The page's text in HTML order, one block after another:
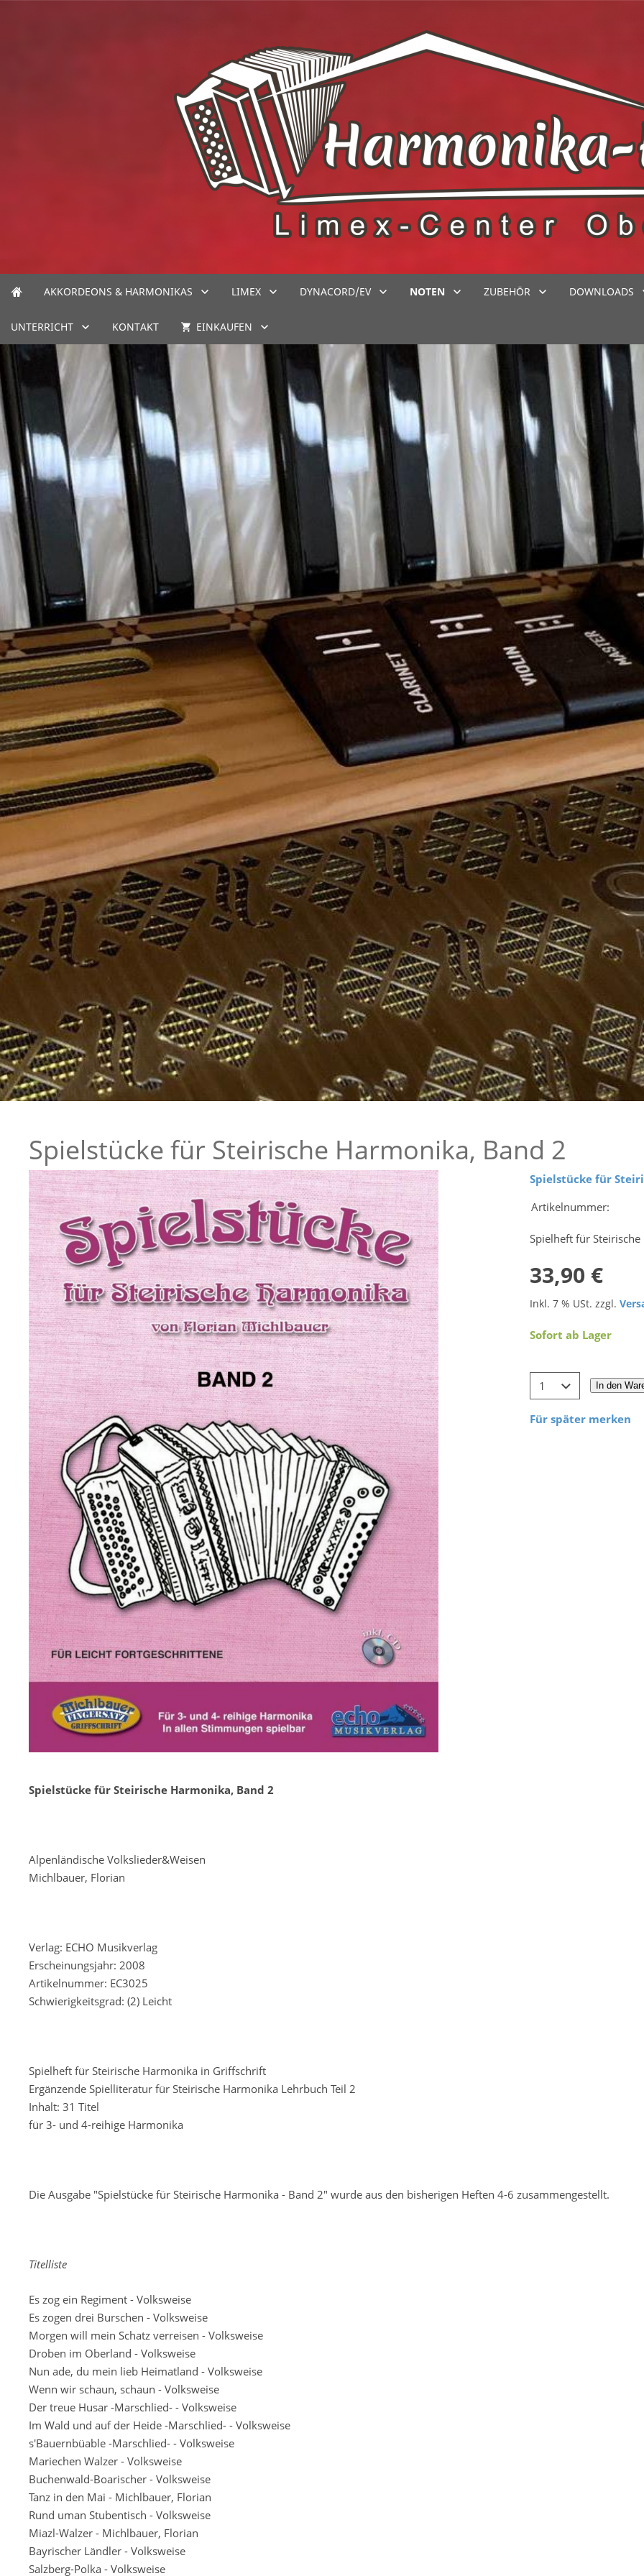
AKKORDEONS & HARMONIKAS LIMEX DYNACORD/EV NOTEN ZUBEHÖR DOWNLOADS
UNTERRICHT KONTAKT EINKAUFEN
Spielstücke für Steirische Harmonika, Band 2
Spielstücke für
Artikelnummer:
Spielheft für
33,90 €
Inkl. 7 % USt. zzgl.
Sofort ab Lager
In den
Für später merken
Spielstücke für Steirische Harmonika, Band 2
Alpenländische Volkslieder&Weisen
Michlbauer, Florian
Verlag: ECHO Musikverlag
Erscheinungsjahr: 2008
Artikelnummer: EC3025
Schwierigkeitsgrad: (2) Leicht
Spielheft für Steirische Harmonika in Griffschrift
Ergänzende Spielliteratur für Steirische Harmonika Lehrbuch Teil 2
Inhalt: 31 Titel
für 3- und 4-reihige Harmonika
Die Ausgabe "Spielstücke für Steirische Harmonika - Band 2" wurde aus den bisherigen Heften 4-6 zusammengestellt.
Titelliste
Es zog ein Regiment - Volksweise
Es zogen drei Burschen - Volksweise
Morgen will mein Schatz verreisen - Volksweise
Droben im Oberland - Volksweise
Nun ade, du mein lieb Heimatland - Volksweise
Wenn wir schaun, schaun - Volksweise
Der treue Husar -Marschlied- - Volksweise
Im Wald und auf der Heide -Marschlied- - Volksweise
s'Bauernbüable -Marschlied- - Volksweise
Mariechen Walzer - Volksweise
Buchenwald-Boarischer - Volksweise
Tanz in den Mai - Michlbauer, Florian
Rund uman Stubentisch - Volksweise
Miazl-Walzer - Michlbauer, Florian
Bayrischer Ländler - Volksweise
Salzberg-Polka - Volksweise